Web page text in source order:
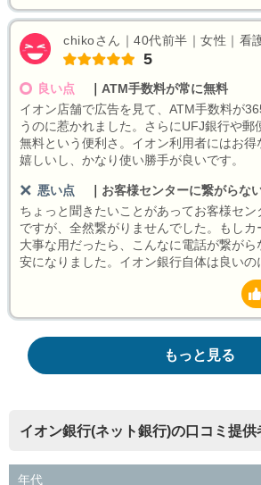
chikoさん｜40代前半｜女性｜看
5
良い点
ATM手数料が常に無料
イオン店舗で広告を見て、ATM手数料が
うのに惹かれました。さらにUFJ銀行や郵
無料という便利さ。イオン利用者にはお得
嬉しいし、かなり使い勝手が良いです。
悪い点
お客様センターに繋がらな
ちょっと聞きたいことがあってお客様セ
ですが、全然繋がりませんでした。もし
大事な用だったら、こんなに電話が繋が
安になりました。イオン銀行自体は良いの
もっと見る
イオン銀行(ネット銀行)の口コミ提供
年代